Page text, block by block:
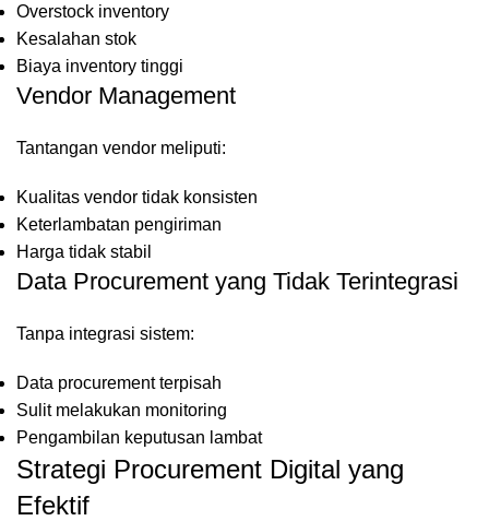
Overstock inventory
Kesalahan stok
Biaya inventory tinggi
Vendor Management
Tantangan vendor meliputi:
Kualitas vendor tidak konsisten
Keterlambatan pengiriman
Harga tidak stabil
Data Procurement yang Tidak Terintegrasi
Tanpa integrasi sistem:
Data procurement terpisah
Sulit melakukan monitoring
Pengambilan keputusan lambat
Strategi Procurement Digital yang
Efektif